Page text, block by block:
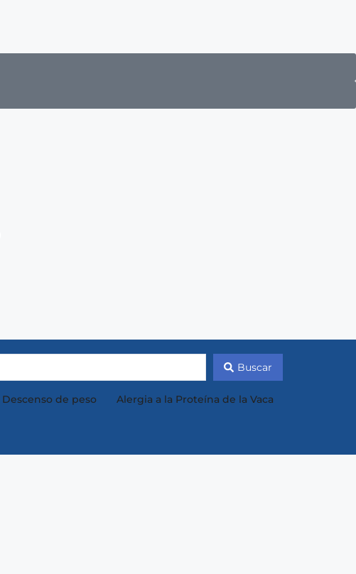
Buscar
Descenso de peso Alergia a la Proteína de la Vaca